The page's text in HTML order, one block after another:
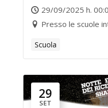
29/09/2025 h.
Presso le scuole
Scuola
29
SET